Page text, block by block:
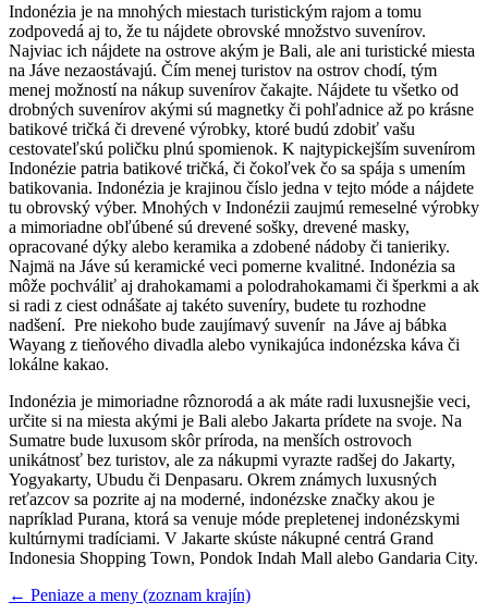
Indonézia je na mnohých miestach turistickým rajom a tomu
zodpovedá aj to, že tu nájdete obrovské množstvo suvenírov.
Najviac ich nájdete na ostrove akým je Bali, ale ani turistické miesta
na Jáve nezaostávajú. Čím menej turistov na ostrov chodí, tým
menej možností na nákup suvenírov čakajte. Nájdete tu všetko od
drobných suvenírov akými sú magnetky či pohľadnice až po krásne
batikové tričká či drevené výrobky, ktoré budú zdobiť vašu
cestovateľskú poličku plnú spomienok. K najtypickejším suvenírom
Indonézie patria batikové tričká, či čokoľvek čo sa spája s umením
batikovania. Indonézia je krajinou číslo jedna v tejto móde a nájdete
tu obrovský výber. Mnohých v Indonézii zaujmú remeselné výrobky
a mimoriadne obľúbené sú drevené sošky, drevené masky,
opracované dýky alebo keramika a zdobené nádoby či tanieriky.
Najmä na Jáve sú keramické veci pomerne kvalitné. Indonézia sa
môže pochváliť aj drahokamami a polodrahokamami či šperkmi a ak
si radi z ciest odnášate aj takéto suveníry, budete tu rozhodne
nadšení. Pre niekoho bude zaujímavý suvenír na Jáve aj bábka
Wayang z tieňového divadla alebo vynikajúca indonézska káva či
lokálne kakao.
Indonézia je mimoriadne rôznorodá a ak máte radi luxusnejšie veci,
určite si na miesta akými je Bali alebo Jakarta prídete na svoje. Na
Sumatre bude luxusom skôr príroda, na menších ostrovoch
unikátnosť bez turistov, ale za nákupmi vyrazte radšej do Jakarty,
Yogyakarty, Ubudu či Denpasaru. Okrem známych luxusných
reťazcov sa pozrite aj na moderné, indonézske značky akou je
napríklad Purana, ktorá sa venuje móde prepletenej indonézskymi
kultúrnymi tradíciami. V Jakarte skúste nákupné centrá Grand
Indonesia Shopping Town, Pondok Indah Mall alebo Gandaria City.
← Peniaze a meny (zoznam krajín)